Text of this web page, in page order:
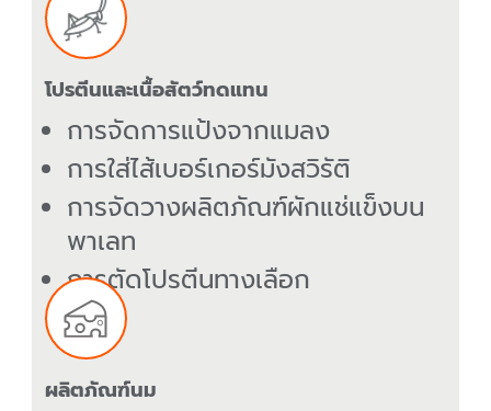
โปรตีนและเนื้อสัตว์ทดแทน
การจัดการแป้งจากแมลง
การใส่ไส้เบอร์เกอร์มังสวิรัติ
การจัดวางผลิตภัณฑ์ผักแช่แข็งบน
พาเลท
การตัดโปรตีนทางเลือก
ผลิตภัณฑ์นม